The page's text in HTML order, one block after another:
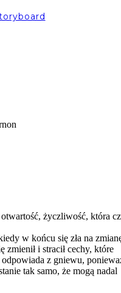
życzliwość, która
w końcu się zła na
i stracił cechy, które
odpowiada z gniewu,
tak samo, że mogą nadal